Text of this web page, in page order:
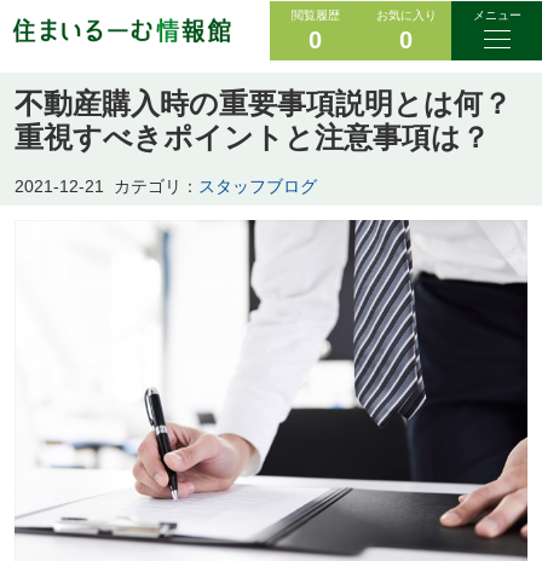
閲覧履歴
0
お気に入り
0
メニュー
不動産購入時の重要事項説明とは何？
重視すべきポイントと注意事項は？
2021-12-21 カテゴリ： スタッフブログ